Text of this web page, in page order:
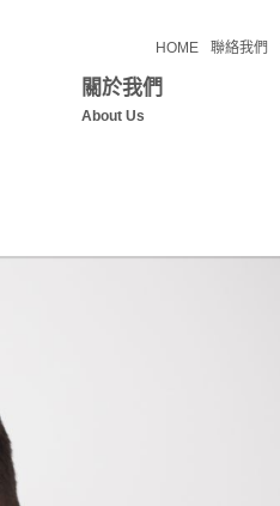
HOME 聯絡我們
關於我們
About Us